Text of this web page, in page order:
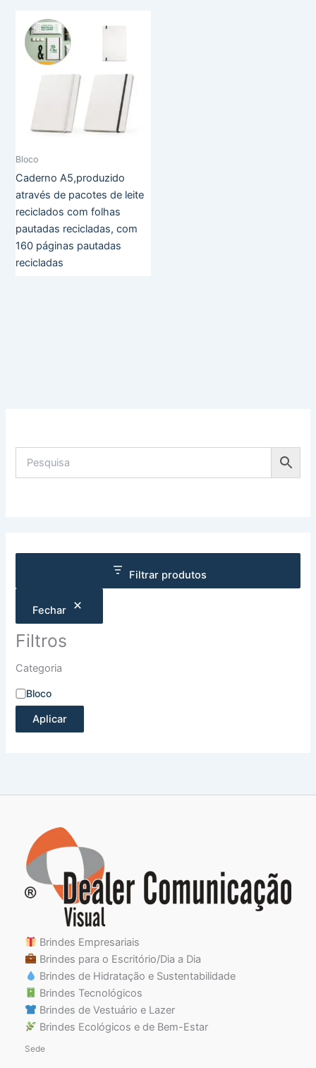
Filtrar produtos
Fechar
Filtros
Categoria
Bloco
Aplicar
Bloco
Caderno A5,produzido
através de pacotes de leite
reciclados com folhas
pautadas recicladas, com
160 páginas pautadas
recicladas
Brindes Empresariais
Brindes para o Escritório/Dia a Dia
Brindes de Hidratação e Sustentabilidade
Brindes Tecnológicos
Brindes de Vestuário e Lazer
Brindes Ecológicos e de Bem-Estar
Sede